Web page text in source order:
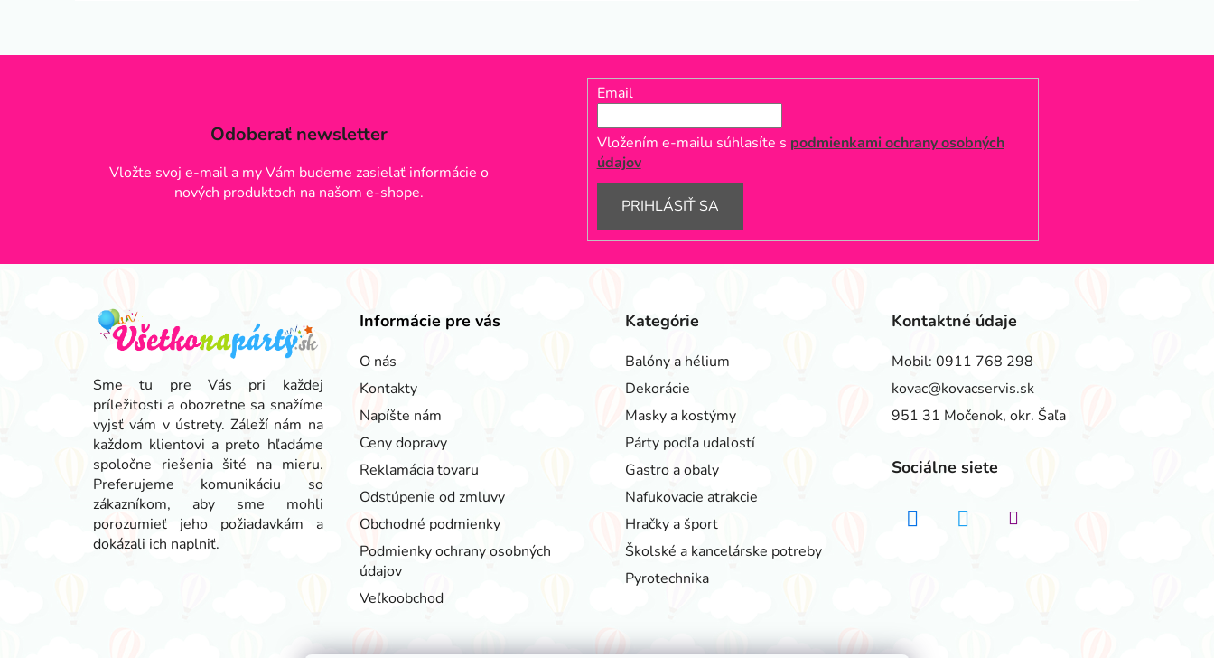
Odoberať newsletter
Vložte svoj e-mail a my Vám budeme zasielať informácie o
nových produktoch na našom e-shope.
Email
Vložením e-mailu súhlasíte s podmienkami ochrany osobných
údajov
PRIHLÁSIŤ SA
Sme tu pre Vás pri každej
príležitosti a obozretne sa snažíme
vyjsť vám v ústrety. Záleží nám na
každom klientovi a preto hľadáme
spoločne riešenia šité na mieru.
Preferujeme komunikáciu so
zákazníkom, aby sme mohli
porozumieť jeho požiadavkám a
dokázali ich naplniť.
Informácie pre vás
O nás
Kontakty
Napíšte nám
Ceny dopravy
Reklamácia tovaru
Odstúpenie od zmluvy
Obchodné podmienky
Podmienky ochrany osobných
údajov
Veľkoobchod
Kategórie
Balóny a hélium
Dekorácie
Masky a kostýmy
Párty podľa udalostí
Gastro a obaly
Nafukovacie atrakcie
Hračky a šport
Školské a kancelárske potreby
Pyrotechnika
Kontaktné údaje
Mobil: 0911 768 298
kovac@kovacservis.sk
951 31 Močenok, okr. Šaľa
Sociálne siete